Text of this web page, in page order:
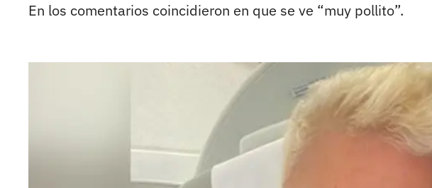
En los comentarios coincidieron en que se ve “muy pollito”.